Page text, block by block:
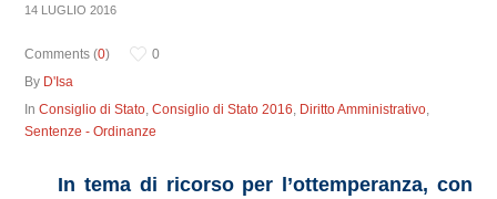
14 LUGLIO 2016
Comments (0)
0
By D'Isa
InConsiglio di Stato,Consiglio di Stato 2016, Diritto Amministrativo,
Sentenze - Ordinanze
In tema di ricorso per l’ottemperanza, con